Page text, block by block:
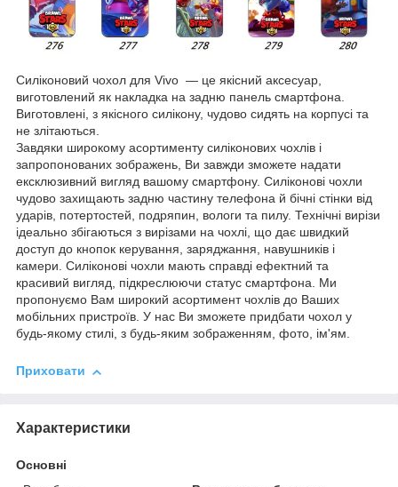
Силіконовий чохол для Vivo — це якісний аксесуар,
виготовлений як накладка на задню панель смартфона.
Виготовлені, з якісного силікону, чудово сидять на корпусі та
не злітаються.
Завдяки широкому асортименту силіконових чохлів і
запропонованих зображень, Ви завжди зможете надати
ексклюзивний вигляд вашому смартфону. Силіконові чохли
чудово захищають задню частину телефона й бічні стінки від
ударів, потертостей, подряпин, вологи та пилу. Технічні вирізи
ідеально збігаються з вирізами на чохлі, що дає швидкий
доступ до кнопок керування, заряджання, навушників і
камери. Силіконові чохли мають справді ефектний та
красивий вигляд, підкреслюючи статус смартфона. Ми
пропонуємо Вам широкий асортимент чохлів до Ваших
мобільних пристроїв. У нас Ви зможете придбати чохол у
будь-якому стилі, з будь-яким зображенням, фото, ім'ям.
Приховати
Характеристики
Основні